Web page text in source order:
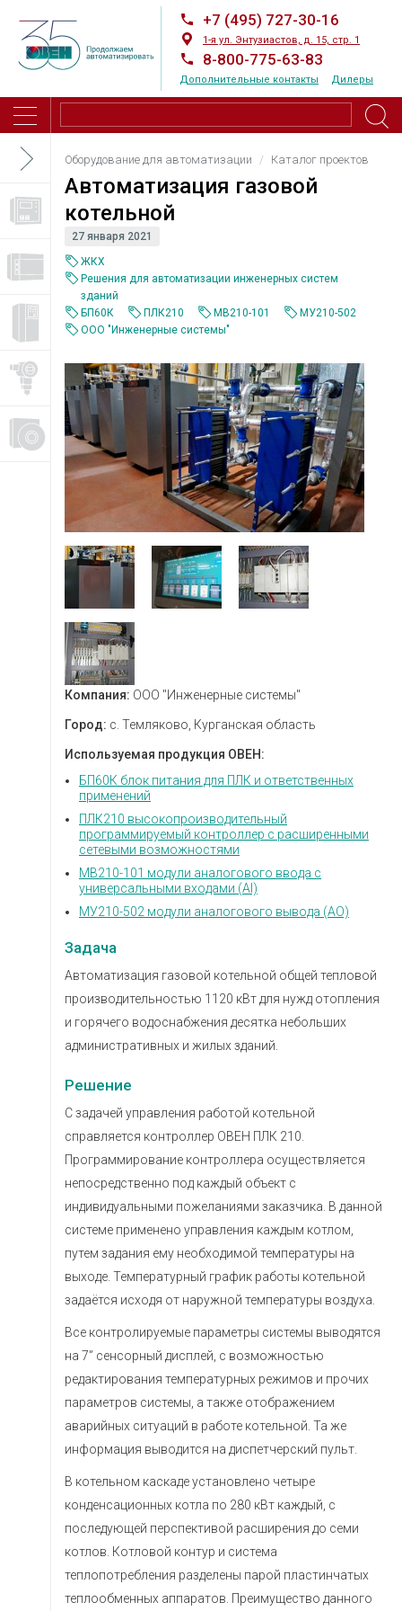
+7 (495) 727-30-16
1-я ул. Энтузиастов, д. 15, стр. 1
8-800-775-63-83
Дополнительные контакты Дилеры
Оборудование для автоматизации Каталог проектов
Автоматизация газовой
котельной
27 января 2021
ЖКХ
Решения для автоматизации инженерных систем
зданий
БП60К
ПЛК210 МВ210-101
МУ210-502
ООО "Инженерные системы"
Компания: ООО "Инженерные системы"
Город: с. Темляково, Курганская область
Используемая продукция ОВЕН:
БП60К блок питания для ПЛК и ответственных
применений
ПЛК210 высокопроизводительный
программируемый контроллер с расширенными
сетевыми возможностями
МВ210-101 модули аналогового ввода с
универсальными входами (AI)
МУ210-502 модули аналогового вывода (AO)
Задача
Автоматизация газовой котельной общей тепловой
производительностью 1120 кВт для нужд отопления
и горячего водоснабжения десятка небольших
административных и жилых зданий.
Решение
С задачей управления работой котельной
справляется контроллер ОВЕН ПЛК 210.
Программирование контроллера осуществляется
непосредственно под каждый объект с
индивидуальными пожеланиями заказчика. В данной
системе применено управления каждым котлом,
путем задания ему необходимой температуры на
выходе. Температурный график работы котельной
задаётся исходя от наружной температуры воздуха.
Все контролируемые параметры системы выводятся
на 7” сенсорный дисплей, с возможностью
редактирования температурных режимов и прочих
параметров системы, а также отображением
аварийных ситуаций в работе котельной. Та же
информация выводится на диспетчерский пульт.
В котельном каскаде установлено четыре
конденсационных котла по 280 кВт каждый, с
последующей перспективой расширения до семи
котлов. Котловой контур и система
теплопотребления разделены парой пластинчатых
теплообменных аппаратов. Преимущество данного